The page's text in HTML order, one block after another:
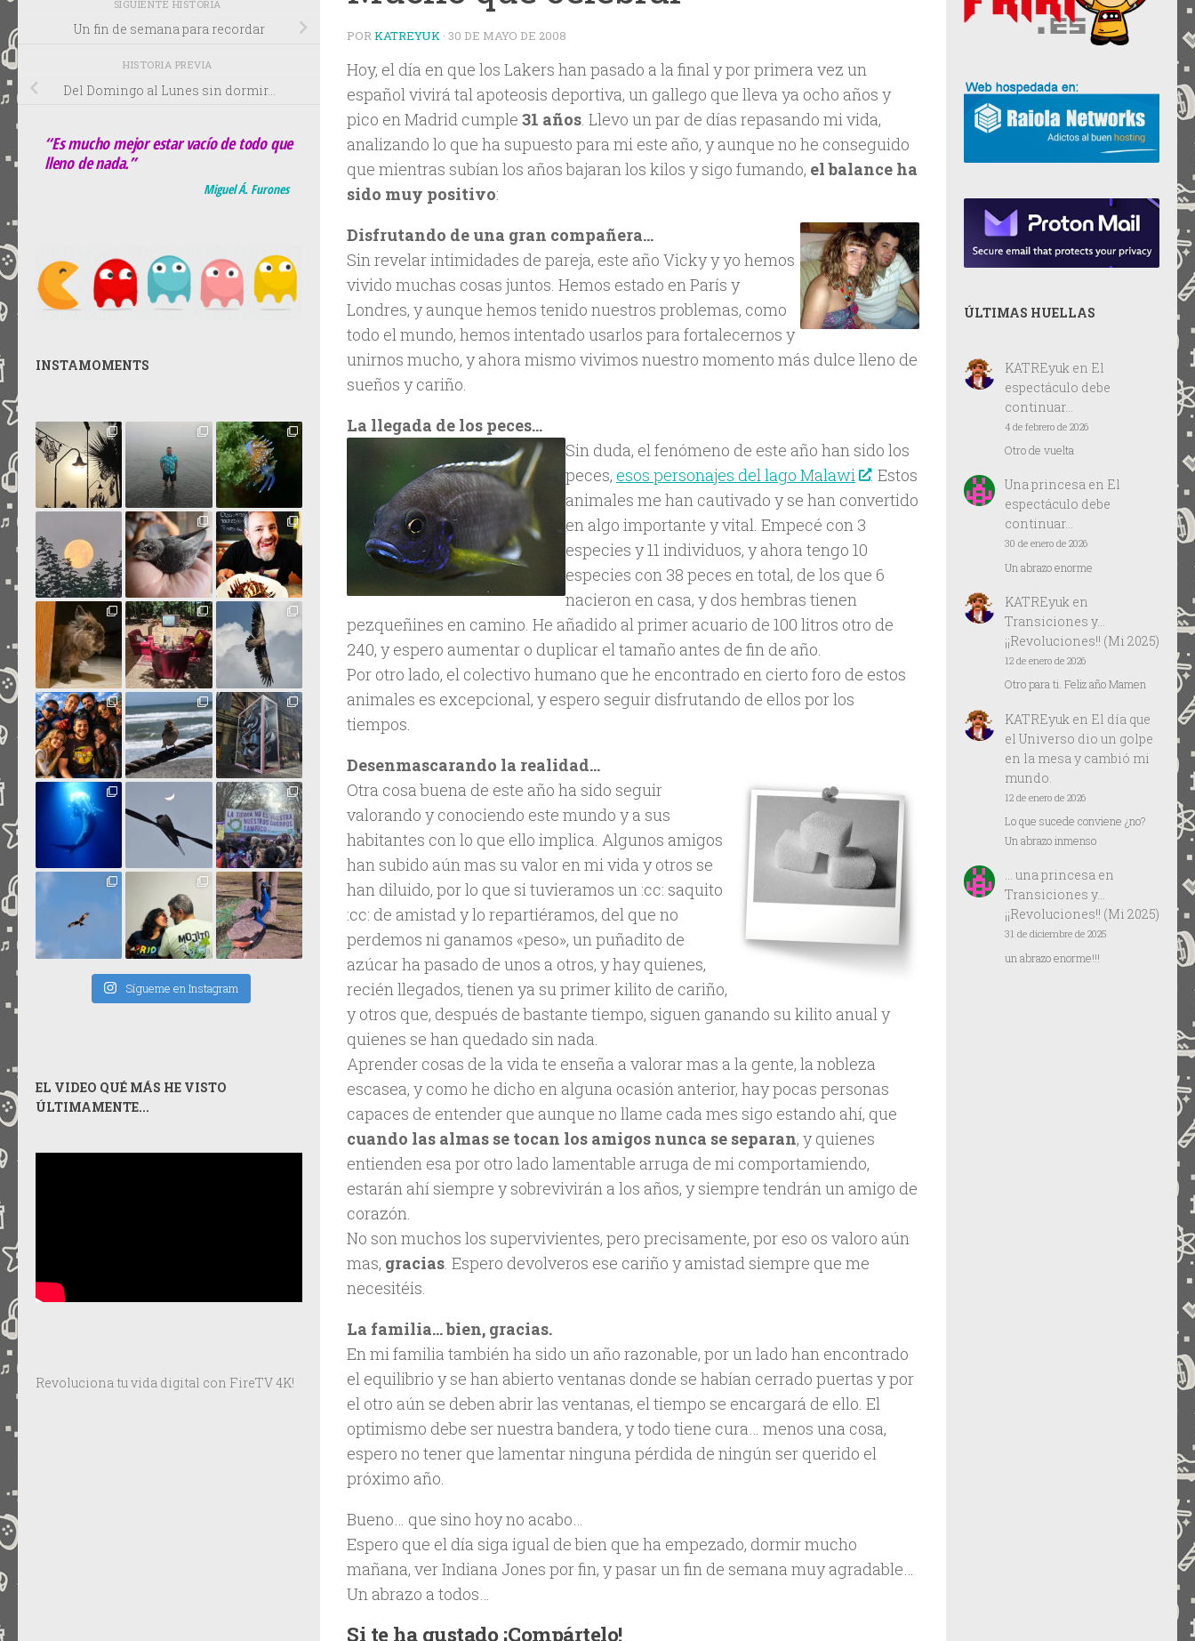
POR KATREYUK · 30 DE MAYO DE 2008
Hoy, el día en que los Lakers han pasado a la final y por primera vez un
español vivirá tal apoteosis deportiva, un gallego que lleva ya ocho años y
pico en Madrid cumple 31 años . Llevo un par de días repasando mi vida,
analizando lo que ha supuesto para mi este año, y aunque no he conseguido
que mientras subían los años bajaran los kilos y sigo fumando, el balance ha
sido muy positivo:
Disfrutando de una gran compañera…
Sin revelar intimidades de pareja, este año Vicky y yo hemos
vivido muchas cosas juntos. Hemos estado en París y
Londres, y aunque hemos tenido nuestros problemas, como
todo el mundo, hemos intentado usarlos para fortalecernos y
unirnos mucho, y ahora mismo vivimos nuestro momento más dulce lleno de
sueños y cariño.
La llegada de los peces…
Sin duda, el fenómeno de este año han sido los
peces, esos personajes del lago Malawi
. Estos
animales me han cautivado y se han convertido
en algo importante y vital. Empecé con 3
especies y 11 individuos, y ahora tengo 10
especies con 38 peces en total, de los que 6
nacieron en casa, y dos hembras tienen
pezqueñines en camino. He añadido al primer acuario de 100 litros otro de
240, y espero aumentar o duplicar el tamaño antes de fin de año.
Por otro lado, el colectivo humano que he encontrado en cierto foro de estos
animales es excepcional, y espero seguir disfrutando de ellos por los
tiempos.
Desenmascarando la realidad…
Otra cosa buena de este año ha sido seguir
valorando y conociendo este mundo y a sus
habitantes con lo que ello implica. Algunos amigos
han subido aún mas su valor en mi vida y otros se
han diluido, por lo que si tuvieramos un :cc: saquito
:cc: de amistad y lo repartiéramos, del que no
perdemos ni ganamos «peso», un puñadito de
azúcar ha pasado de unos a otros, y hay quienes,
recién llegados, tienen ya su primer kilito de cariño,
y otros que, después de bastante tiempo, siguen ganando su kilito anual y
quienes se han quedado sin nada.
Aprender cosas de la vida te enseña a valorar mas a la gente, la nobleza
escasea, y como he dicho en alguna ocasión anterior, hay pocas personas
capaces de entender que aunque no llame cada mes sigo estando ahí, que
cuando las almas se tocan los amigos nunca se separan, y quienes
entienden esa por otro lado lamentable arruga de mi comportamiendo,
estarán ahí siempre y sobrevivirán a los años, y siempre tendrán un amigo de
corazón.
No son muchos los supervivientes, pero precisamente, por eso os valoro aún
mas, gracias . Espero devolveros ese cariño y amistad siempre que me
necesitéis.
La familia… bien, gracias.
En mi familia también ha sido un año razonable, por un lado han encontrado
el equilibrio y se han abierto ventanas donde se habían cerrado puertas y por
el otro aún se deben abrir las ventanas, el tiempo se encargará de ello. El
optimismo debe ser nuestra bandera, y todo tiene cura… menos una cosa,
espero no tener que lamentar ninguna pérdida de ningún ser querido el
próximo año.
Bueno… que sino hoy no acabo…
Espero que el día siga igual de bien que ha empezado, dormir mucho
mañana, ver Indiana Jones por fin, y pasar un fin de semana muy agradable…
Un abrazo a todos…
Si te ha gustado ¡Compártelo!
SIGUIENTE HISTORIA
Un fin de semana para recordar
HISTORIA PREVIA
Del Domingo al Lunes sin dormir…
“Es mucho mejor estar vacío de todo que
lleno de nada.”
Miguel Á. Furones
INSTAMOMENTS
Sígueme en Instagram
EL VIDEO QUÉ MÁS HE VISTO
ÚLTIMAMENTE...
Revoluciona tu vida digital con FireTV 4K!
ÚLTIMAS HUELLAS
KATREyuk en El
espectáculo debe
continuar…
4 de febrero de 2026
Otro de vuelta
Una princesaen El
espectáculo debe
continuar…
30 de enero de 2026
Un abrazo enorme
KATREyuken
Transiciones y…
¡¡Revoluciones!! (Mi 2025)
12 de enero de 2026
Otro para ti. Feliz año Mamen
KATREyuk en El día que
el Universo dio un golpe
en la mesa y cambió mi
mundo.
12 de enero de 2026
Lo que sucede conviene ¿no?
Un abrazo inmenso
… una princesaen
Transiciones y…
¡¡Revoluciones!! (Mi 2025)
31 de diciembre de 2025
un abrazo enorme!!!